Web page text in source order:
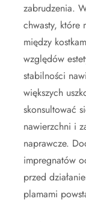
zabrudzenia.
chwasty, które
między
względów
stabilności
większych
skonsultować
nawierzchni i
naprawcze.
impregnatów
przed
plamami